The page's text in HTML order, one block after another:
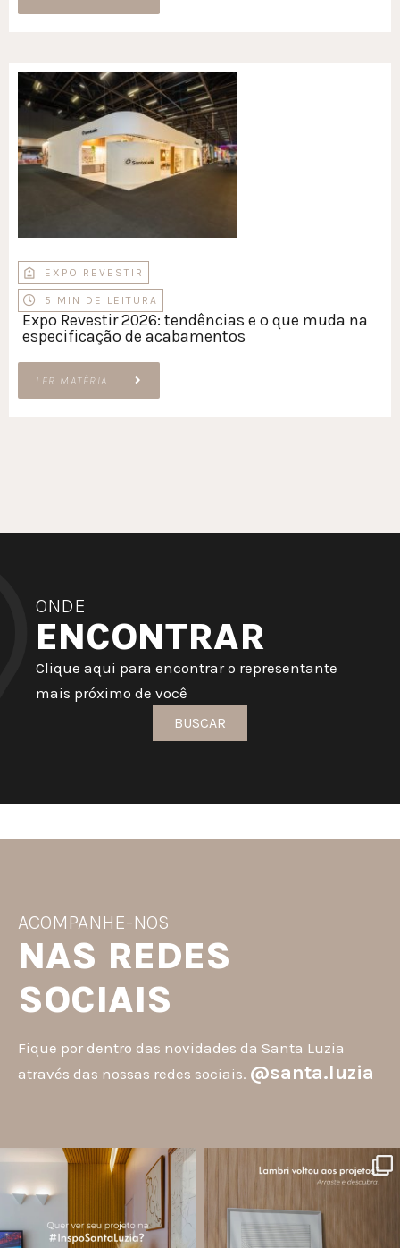
EXPO REVESTIR
5 MIN DE LEITURA
Expo Revestir 2026: tendências e o que muda na
especificação de acabamentos
LER MATÉRIA
ONDE
ENCONTRAR
Clique aqui para encontrar o representante
mais próximo de você
BUSCAR
ACOMPANHE-NOS
NAS REDES
SOCIAIS
Fique por dentro das novidades da Santa Luzia
através das nossas redes sociais. @santa.luzia
santa.luzia
A #InspoSantaLuzia é um espaço
criado para divulgar projetos que
utilizam produtos Santa Luzia e
valorizar o trabalho de arquitetos,
designers de...
O lambri é um revestimento versátil
painéis decorativos e diversas
composições para valorizar o